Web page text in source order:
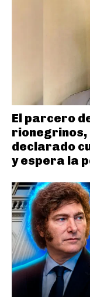
El parcero
rionegrinos,
declarado
y espera la